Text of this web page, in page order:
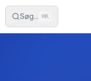
Søg... ⌘K